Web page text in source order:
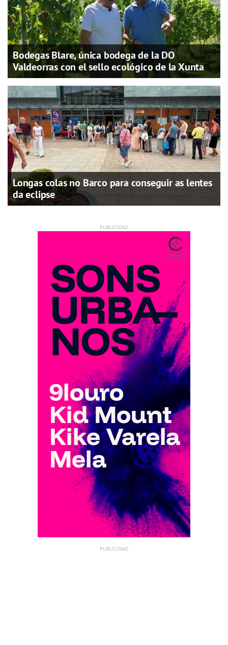
Bodegas Blare, única bodega de la DO
Valdeorras con el sello ecológico de la Xunta
Longas colas no Barco para conseguir as lentes
da eclipse